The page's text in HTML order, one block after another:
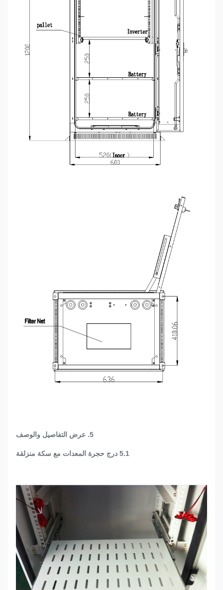
5. عرض التفاصيل والوصف
5.1 درج حجرة المعدات مع سكة ​​منزلقة